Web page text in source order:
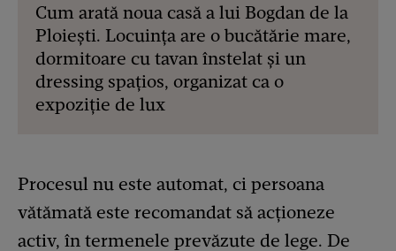
Cum arată noua casă a lui Bogdan de la
Ploiești. Locuința are o bucătărie mare,
dormitoare cu tavan înstelat și un
dressing spațios, organizat ca o
expoziție de lux
Procesul nu este automat, ci persoana
vătămată este recomandat să acționeze
activ, în termenele prevăzute de lege. De